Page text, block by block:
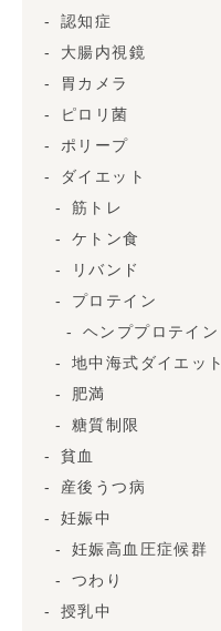
認知症
大腸内視鏡
胃カメラ
ピロリ菌
ポリープ
ダイエット
筋トレ
ケトン食
リバンド
プロテイン
ヘンププロテイン
地中海式ダイエット
肥満
糖質制限
貧血
産後うつ病
妊娠中
妊娠高血圧症候群
つわり
授乳中